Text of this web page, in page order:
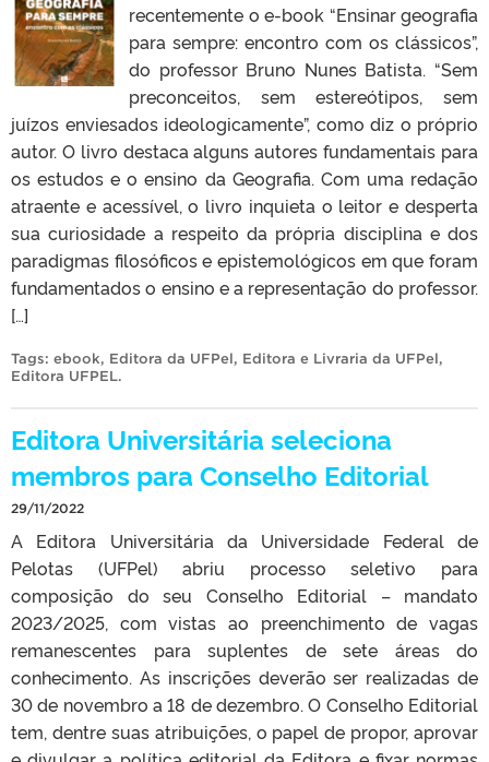
recentemente o e-book “Ensinar geografia
para sempre: encontro com os clássicos”,
do professor Bruno Nunes Batista. “Sem
preconceitos, sem estereótipos, sem
juízos enviesados ideologicamente”, como diz o próprio
autor. O livro destaca alguns autores fundamentais para
os estudos e o ensino da Geografia. Com uma redação
atraente e acessível, o livro inquieta o leitor e desperta
sua curiosidade a respeito da própria disciplina e dos
paradigmas filosóficos e epistemológicos em que foram
fundamentados o ensino e a representação do professor.
[…]
Tags: ebook, Editora da UFPel, Editora e Livraria da UFPel,
Editora UFPEL.
Editora Universitária seleciona
membros para Conselho Editorial
29/11/2022
A Editora Universitária da Universidade Federal de
Pelotas (UFPel) abriu processo seletivo para
composição do seu Conselho Editorial – mandato
2023/2025, com vistas ao preenchimento de vagas
remanescentes para suplentes de sete áreas do
conhecimento. As inscrições deverão ser realizadas de
30 de novembro a 18 de dezembro. O Conselho Editorial
tem, dentre suas atribuições, o papel de propor, aprovar